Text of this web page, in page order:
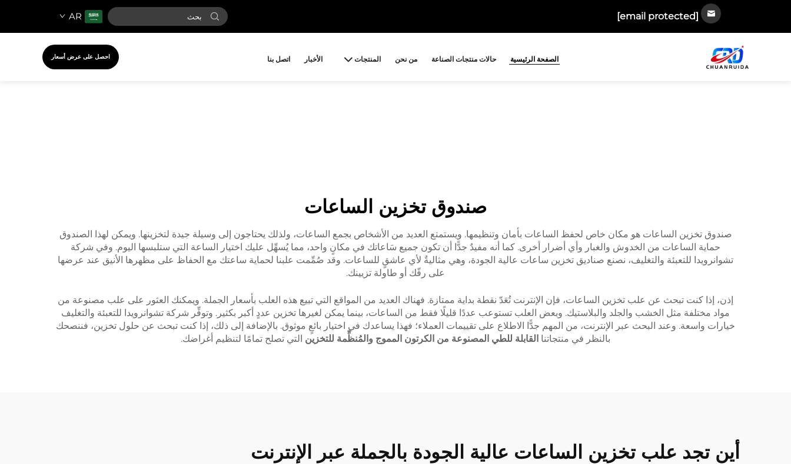
[email protected]
AR
الصفحة الرئيسية حالات منتجات الصناعة من نحن المنتجات الأخبار اتصل بنا احصل على عرض أسعار
صندوق تخزين الساعات
صندوق تخزين الساعات هو مكان خاص لحفظ الساعات بأمان وتنظيمها. ويستمتع العديد من الأشخاص بجمع الساعات، ولذلك يحتاجون إلى وسيلة جيدة لتخزينها. ويمكن لهذا الصندوق
حماية الساعات من الخدوش والغبار وأي أضرار أخرى. كما أنه مفيدٌ جدًّا أن تكون جميع سَاعاتك في مكانٍ واحد، مما يُسهِّل عليك اختيار الساعة التي ستلبسها اليوم. وفي شركة
تشوانرويدا للتعبئة والتغليف، نصنع صناديق تخزين ساعات عالية الجودة، وهي مثاليةٌ لأي عاشقٍ للساعات. وقد صُمِّمت علبنا لحماية ساعتك مع الحفاظ على مظهرها الأنيق عند عرضها
على رفّك أو طاولة تزيينك.
إذن، إذا كنت تبحث عن علب تخزين الساعات، فإن الإنترنت تُعَدّ نقطة بداية ممتازة. فهناك العديد من المواقع التي تبيع هذه العلب بأسعار الجملة. ويمكنك العثور على علب مصنوعة من
مواد مختلفة مثل الخشب والجلد والبلاستيك. وبعض العلب تستوعب عددًا قليلًا فقط من الساعات، بينما يمكن لغيرها تخزين عددٍ أكبر بكثير. وتوفِّر شركة تشوانرويدا للتعبئة والتغليف
خيارات واسعة. وعند البحث عبر الإنترنت، من المهم جدًّا الاطلاع على تقييمات العملاء؛ فهذا يساعدك في اختيار بائعٍ موثوق. بالإضافة إلى ذلك، إذا كنت تبحث عن حلول تخزين، فننصحك
بالنظر في منتجاتنا القابلة للطي المصنوعة من الكرتون المموج والمُنظِّمة للتخزين التي تصلح تمامًا لتنظيم أغراضك.
أين تجد علب تخزين الساعات عالية الجودة بالجملة عبر الإنترنت